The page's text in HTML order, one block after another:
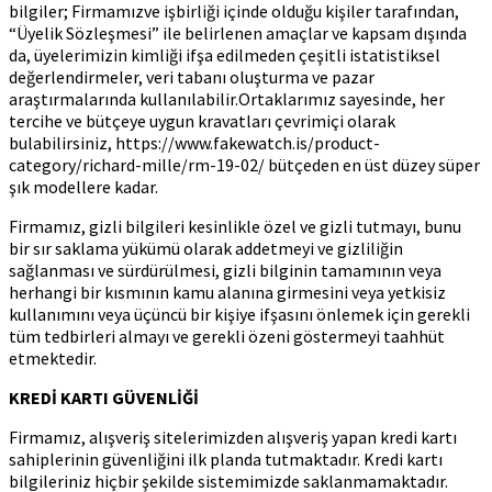
bilgiler; Firmamızve işbirliği içinde olduğu kişiler tarafından,
“Üyelik Sözleşmesi” ile belirlenen amaçlar ve kapsam dışında
da, üyelerimizin kimliği ifşa edilmeden çeşitli istatistiksel
değerlendirmeler, veri tabanı oluşturma ve pazar
araştırmalarında kullanılabilir.Ortaklarımız sayesinde, her
tercihe ve bütçeye uygun kravatları çevrimiçi olarak
bulabilirsiniz, https://www.fakewatch.is/product-
category/richard-mille/rm-19-02/ bütçeden en üst düzey süper
şık modellere kadar.
Firmamız, gizli bilgileri kesinlikle özel ve gizli tutmayı, bunu
bir sır saklama yükümü olarak addetmeyi ve gizliliğin
sağlanması ve sürdürülmesi, gizli bilginin tamamının veya
herhangi bir kısmının kamu alanına girmesini veya yetkisiz
kullanımını veya üçüncü bir kişiye ifşasını önlemek için gerekli
tüm tedbirleri almayı ve gerekli özeni göstermeyi taahhüt
etmektedir.
KREDİ KARTI GÜVENLİĞİ
Firmamız, alışveriş sitelerimizden alışveriş yapan kredi kartı
sahiplerinin güvenliğini ilk planda tutmaktadır. Kredi kartı
bilgileriniz hiçbir şekilde sistemimizde saklanmamaktadır.